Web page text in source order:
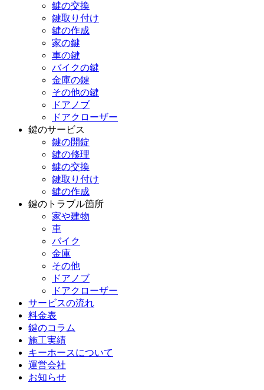
鍵の交換
鍵取り付け
鍵の作成
家の鍵
車の鍵
バイクの鍵
金庫の鍵
その他の鍵
ドアノブ
ドアクローザー
鍵のサービス
鍵の開錠
鍵の修理
鍵の交換
鍵取り付け
鍵の作成
鍵のトラブル箇所
家や建物
車
バイク
金庫
その他
ドアノブ
ドアクローザー
サービスの流れ
料金表
鍵のコラム
施工実績
キーホースについて
運営会社
お知らせ